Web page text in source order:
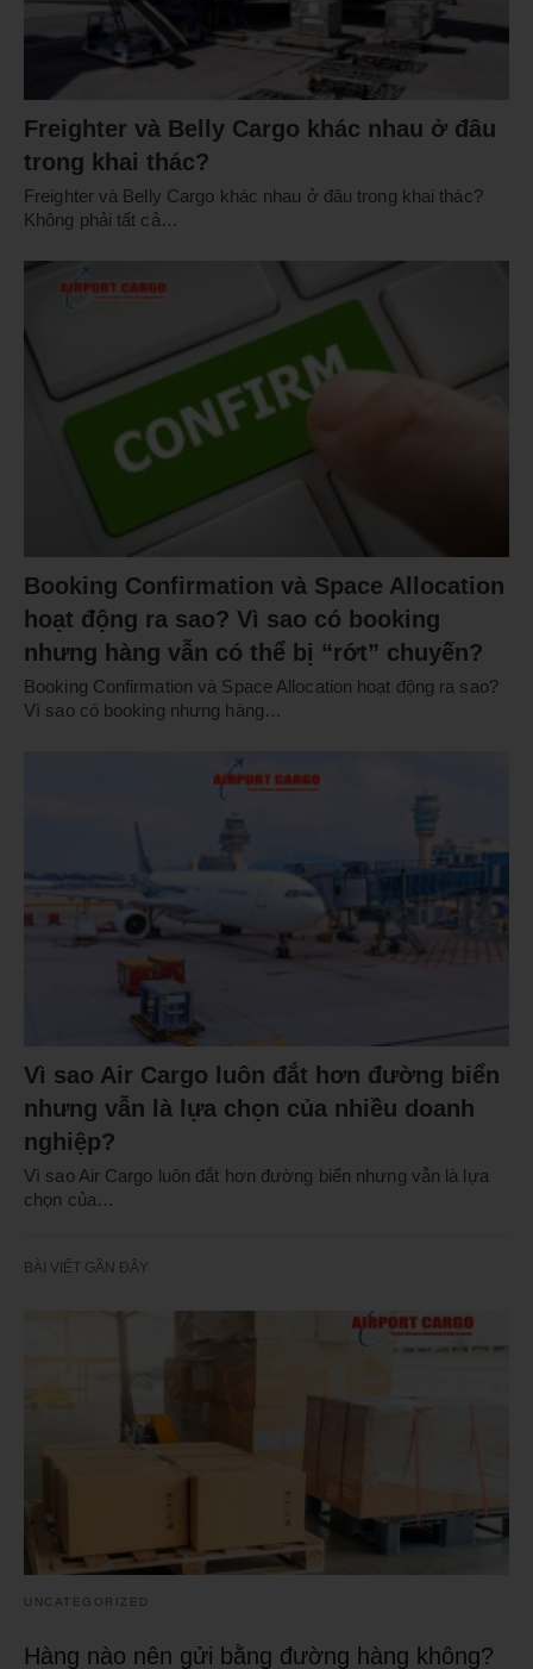
Freighter và Belly Cargo khác nhau ở đâu
trong khai thác?
Freighter và Belly Cargo khác nhau ở đâu trong khai thác?
Không phải tất cả…
Booking Confirmation và Space Allocation
hoạt động ra sao? Vì sao có booking
nhưng hàng vẫn có thể bị “rớt” chuyến?
Booking Confirmation và Space Allocation hoạt động ra sao?
Vì sao có booking nhưng hàng…
Vì sao Air Cargo luôn đắt hơn đường biển
nhưng vẫn là lựa chọn của nhiều doanh
nghiệp?
Vì sao Air Cargo luôn đắt hơn đường biển nhưng vẫn là lựa
chọn của…
BÀI VIẾT GẦN ĐÂY
UNCATEGORIZED
Hàng nào nên gửi bằng đường hàng không?